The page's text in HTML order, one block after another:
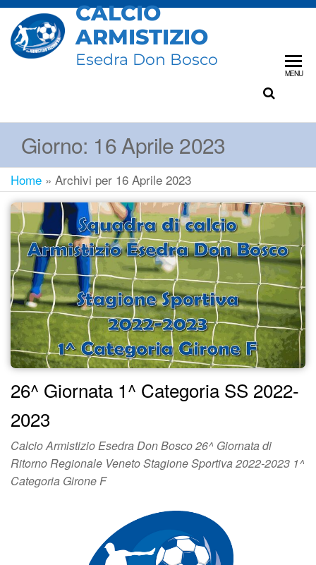
CALCIO
ARMISTIZIO
Esedra Don Bosco
MENU
Giorno: 16 Aprile 2023
Home » Archivi per 16 Aprile 2023
26^ Giornata 1^ Categoria SS 2022-
2023
Calcio Armistizio Esedra Don Bosco 26^ Giornata di
Ritorno Regionale Veneto Stagione Sportiva 2022-2023 1^
Categoria Girone F